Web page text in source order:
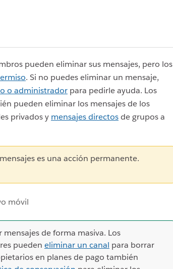
pueden eliminar sus mensajes, pero los
. Si no puedes eliminar un mensaje,
o administrador para pedirle ayuda. Los
pueden eliminar los mensajes de los
privados y mensajes directosde grupos a
es una acción permanente.
móvil
de forma masiva. Los
pueden eliminar un canal para borrar
en planes de pago también